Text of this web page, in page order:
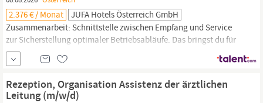
2.376 € / Monat
JUFA Hotels Österreich GmbH
Zusammenarbeit: Schnittstelle zwischen Empfang und Service
zur Sicherstellung optimaler Betriebsabläufe. Das bringst du für
das JUFA-Hotels-Team mit: Qualifikation: Abgeschlossene
Hotelfachausbildung oder Abschluss einer mittleren/höheren
den BereichenRezeption,Service von Vorteil –
Rezeption, Organisation Assistenz der ärztlichen
Leitung (m/w/d)